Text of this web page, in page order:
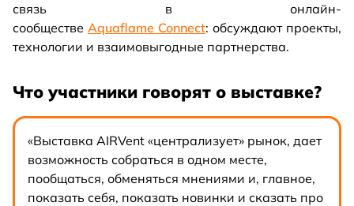
связь в онлайн-
сообществе Aquaflame Connect: обсуждают проекты,
технологии и взаимовыгодные партнерства.
Что участники говорят о выставке?
«Выставка AIRVent «централизует» рынок, дает
возможность собраться в одном месте,
пообщаться, обменяться мнениями и, главное,
показать себя, показать новинки и сказать про